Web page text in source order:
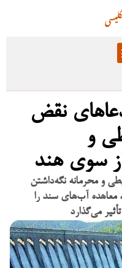
نقض
و
سوی هند
و محرمانه نگه‌داشتن
معاهده آب‌های سند را